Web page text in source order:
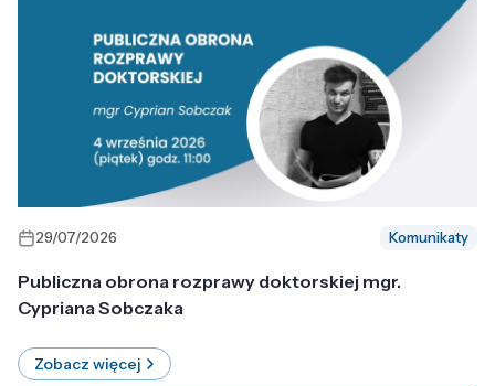
29/07/2026 Komunikaty
Publiczna obrona rozprawy doktorskiej mgr.
Cypriana Sobczaka
Zobacz więcej